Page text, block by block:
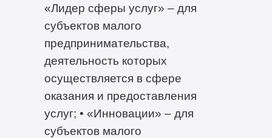
«Лидер сферы услуг» – для
субъектов малого
предпринимательства,
деятельность которых
осуществляется в сфере
оказания и предоставления
услуг; • «Инновации» – для
субъектов малого